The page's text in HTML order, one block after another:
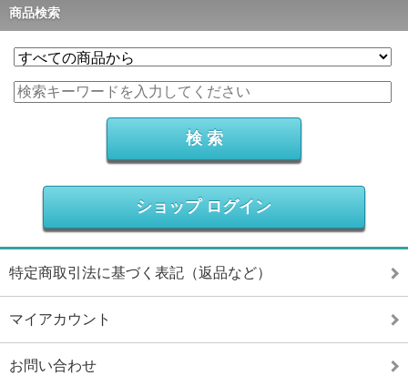
商品検索
ショップ ログイン
特定商取引法に基づく表記（返品など）
マイアカウント
お問い合わせ